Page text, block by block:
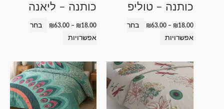
כותנה – טוליפ
₪18.00
–
₪63.00
בחר
אפשרויות
את
האפשרויות
כותנה – ליאנה
₪18.00
–
₪63.00
בחר
אפשרויות
את
האפשרויות
טווח
מחירים:
עד
⁦₪63.00⁩
למוצר
יש
מספר
טווח
מחירים:
⁦₪18.00⁩
עד
⁦₪63.00⁩
למוצר
זה
יש
מספר